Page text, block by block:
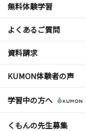
無料体験学習
よくあるご質問
資料請求
KUMON体験者の声
学習中の方へ
くもんの先生募集